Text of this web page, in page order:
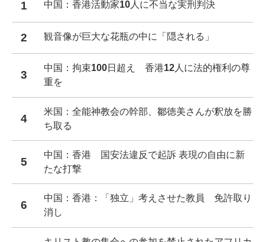
1 中国：香港活動家10人に不当な実刑判決
2 観音像が巨大な花瓶の中に「隠される」
3
中国：拘束100日超え 香港12人に法的権利の尊
重を
4
米国：全能神教会の幹部、鄒徳美さんが釈放を勝
ち取る
5
中国：香港 国安法違反で起訴 表現の自由に新
たな打撃
6
中国：香港：「独立」考えさせた教員 免許取り
消し